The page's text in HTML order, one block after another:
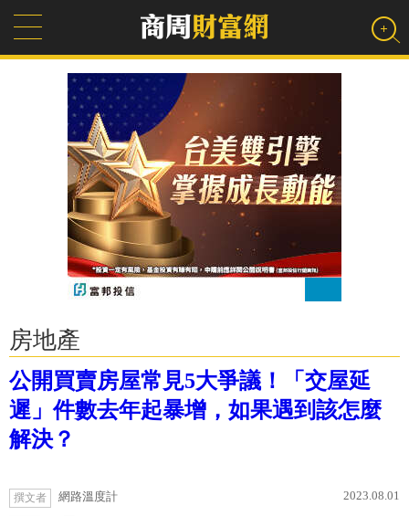
房地產
公開買賣房屋常見5大爭議！「交屋延
遲」件數去年起暴增，如果遇到該怎麼
解決？
撰文者 網路溫度計 2023.08.01